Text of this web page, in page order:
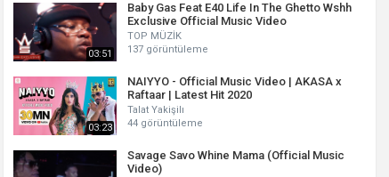
03:51
Baby Gas Feat E40 Life In The Ghetto Wshh
Exclusive Official Music Video
TOP MÜZİK
137 görüntüleme
03:23
NAIYYO - Official Music Video | AKASA x
Raftaar | Latest Hit 2020
Talat Yakişilı
44 görüntüleme
Savage Savo Whine Mama (Official Music
Video)